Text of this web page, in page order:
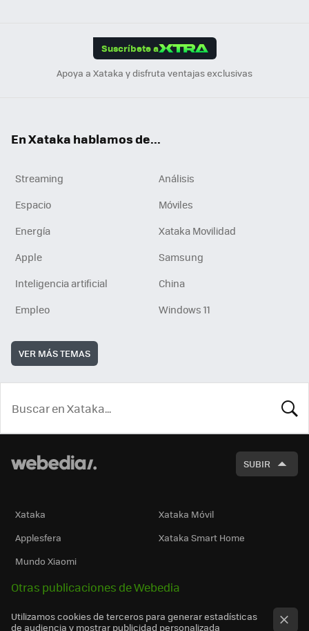
Suscríbete a
Apoya a Xataka y disfruta ventajas exclusivas
En Xataka hablamos de...
Streaming
Análisis
Espacio
Móviles
Energía
Xataka Movilidad
Apple
Samsung
Inteligencia artificial
China
Empleo
Windows 11
VER MÁS TEMAS
SUBIR
Xataka
Xataka Móvil
Applesfera
Xataka Smart Home
Mundo Xiaomi
Otras publicaciones de Webedia
Utilizamos cookies de terceros para generar estadísticas
de audiencia y mostrar publicidad personalizada